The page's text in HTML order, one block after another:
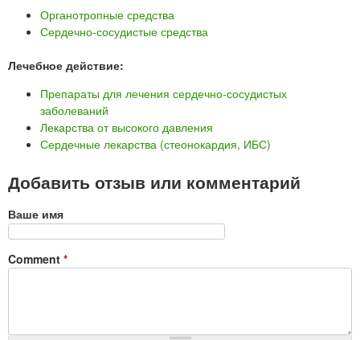
Органотропные средства
Сердечно-сосудистые средства
Лечебное действие:
Препараты для лечения сердечно-сосудистых
заболеваний
Лекарства от высокого давления
Сердечные лекарства (стеонокардия, ИБС)
Добавить отзыв или комментарий
Ваше имя
Comment *